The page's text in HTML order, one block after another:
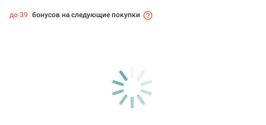
до 39 бонусов на следующие покупки